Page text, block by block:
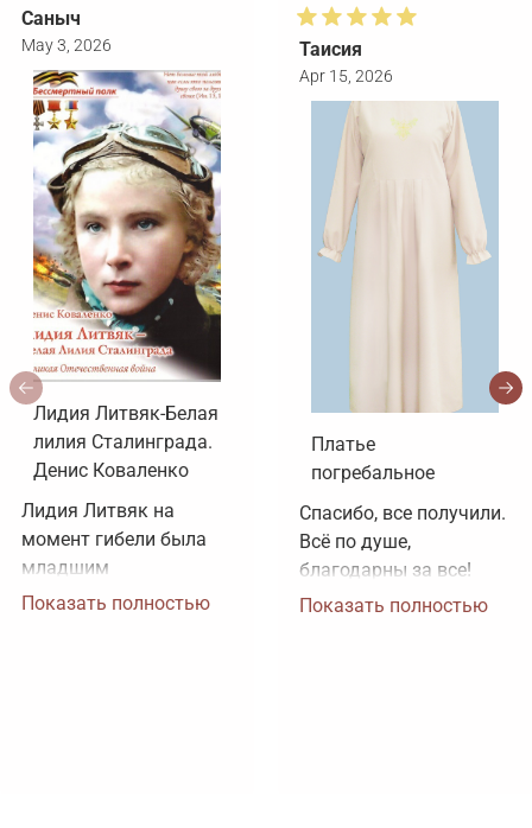
Саныч
May 3, 2026
Лидия Литвяк-Белая
лилия Сталинграда.
Денис Коваленко
Лидия Литвяк на
момент гибели была
младшим
лейтенантом.
Показать полностью
Таисия
Apr 15, 2026
Платье
погребальное
Спасибо, все получили.
Всё по душе,
благодарны за все!
Показать полностью